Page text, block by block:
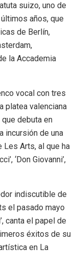
suizo, uno de
años, que
de Berlín,
la Accademia
vocal con tres
platea valenciana
debuta en
incursión de una
Arts, al que ha
‘Don Giovanni’,
indiscutible de
el pasado mayo
canta el papel de
éxitos de su
en La